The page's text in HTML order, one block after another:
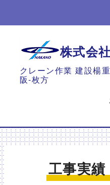
株式会
クレーン作業 建設楊
阪-枚方
工事実績